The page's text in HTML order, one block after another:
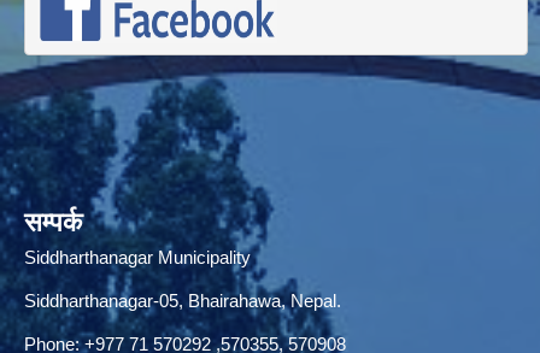
सम्पर्क
Siddharthanagar Municipality
Siddharthanagar-05, Bhairahawa, Nepal.
Phone:+977 71 570292,570355, 570908